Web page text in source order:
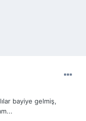
bayiye gelmiş,